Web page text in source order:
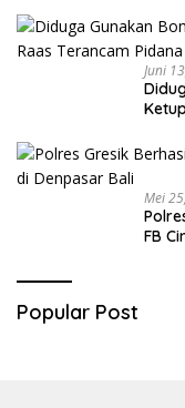
Juni
Mei
FB
Popular Post